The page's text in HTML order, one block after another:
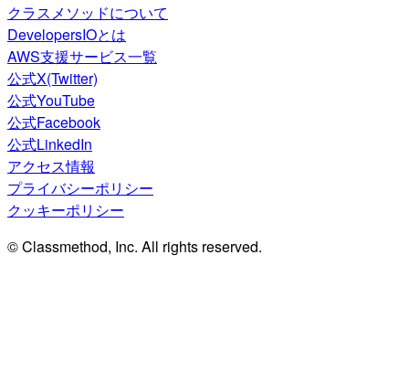
クラスメソッドについて
DevelopersIOとは
AWS支援サービス一覧
公式X(Twitter)
公式YouTube
公式Facebook
公式LinkedIn
アクセス情報
プライバシーポリシー
クッキーポリシー
© Classmethod, Inc. All rights reserved.